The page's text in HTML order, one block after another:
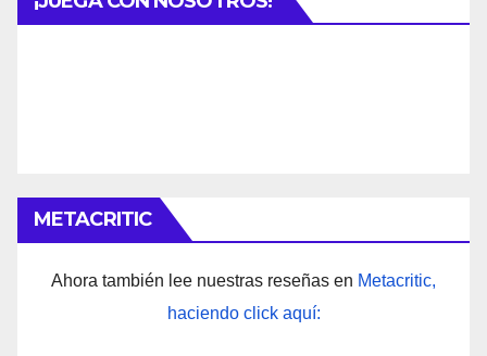
METACRITIC
Ahora también lee nuestras reseñas en Metacritic,
haciendo click aquí: